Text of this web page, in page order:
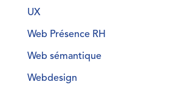
UX
Web Présence RH
Web sémantique
Webdesign